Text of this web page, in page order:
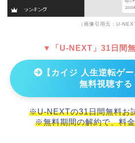
（画像引用元：U-
▼「U-NEXT」31日間
【カイジ 人生逆転ゲ
無料視聴する
※U-NEXTの31日間無料お
※無料期間の解約で、料